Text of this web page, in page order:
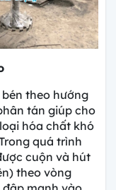
theo hướng
tán giúp cho
hóa chất khó
quá trình
cuộn và hút
theo vòng